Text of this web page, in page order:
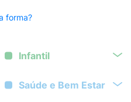
forma?
Infantil
Saúde e Bem Estar